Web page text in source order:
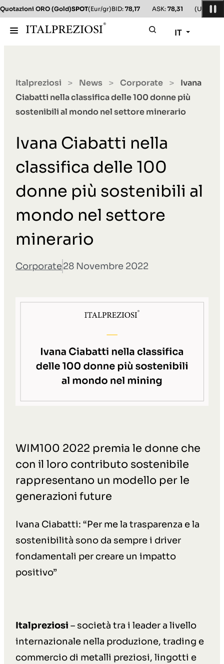
Quotazioni ORO (Gold)SPOT(Eur/gr)BID: 78,17 ASK: 78,31 (Usd/oz)
IT
Italpreziosi > News > Corporate >
Ivana
Ciabatti nella classifica delle 100 donne più
sostenibili al mondo nel settore minerario
Ivana Ciabatti nella
classifica delle 100
donne più sostenibili al
mondo nel settore
minerario
Corporate28 Novembre 2022
WIM100 2022 premia le donne che
con il loro contributo sostenibile
rappresentano un modello per le
generazioni future
Ivana Ciabatti: “Per me la trasparenza e la
sostenibilità sono da sempre i driver
fondamentali per creare un impatto
positivo”
Italpreziosi – società tra i leader a livello
internazionale nella produzione, trading e
commercio di metalli preziosi, lingotti e